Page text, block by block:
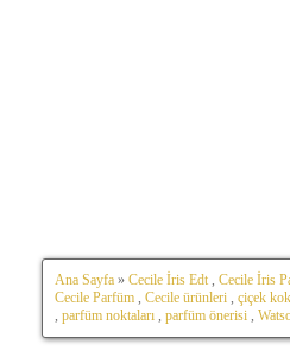
Ana Sayfa » Cecile İris Edt Cecile İris
Cecile Parfüm
Cecile ürünleri çiçek
parfüm noktaları parfüm önerisi